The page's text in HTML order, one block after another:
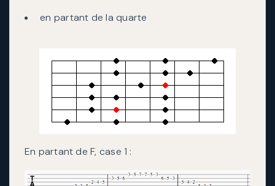
en partant de la quarte
En partant de F, case 1 :